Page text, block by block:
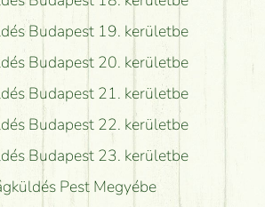
Budapest 19. kerületbe
Budapest 20. kerületbe
Budapest 21. kerületbe
Budapest 22. kerületbe
Budapest 23. kerületbe
Pest Megyébe